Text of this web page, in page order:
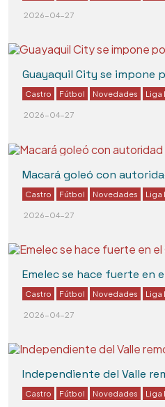
2026-04-27
Guayaquil City se impone
Castro Fútbol Novedades Liga
2026-04-27
Macará goleó con
Castro Fútbol Novedades Liga
2026-04-27
Emelec se hace fuerte en
Castro Fútbol Novedades Liga
2026-04-27
Independiente del Valle
Castro Fútbol Novedades Liga